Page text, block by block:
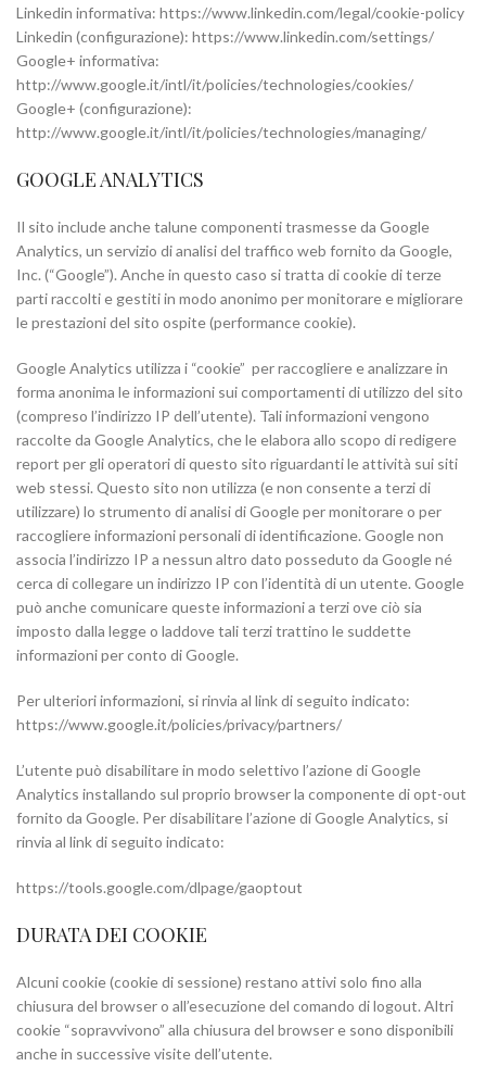
Linkedin informativa: https://www.linkedin.com/legal/cookie-policy
Linkedin (configurazione): https://www.linkedin.com/settings/
Google+ informativa:
http://www.google.it/intl/it/policies/technologies/cookies/
Google+ (configurazione):
http://www.google.it/intl/it/policies/technologies/managing/
GOOGLE ANALYTICS
Il sito include anche talune componenti trasmesse da Google
Analytics, un servizio di analisi del traffico web fornito da Google,
Inc. (“Google”). Anche in questo caso si tratta di cookie di terze
parti raccolti e gestiti in modo anonimo per monitorare e migliorare
le prestazioni del sito ospite (performance cookie).
Google Analytics utilizza i “cookie” per raccogliere e analizzare in
forma anonima le informazioni sui comportamenti di utilizzo del sito
(compreso l’indirizzo IP dell’utente). Tali informazioni vengono
raccolte da Google Analytics, che le elabora allo scopo di redigere
report per gli operatori di questo sito riguardanti le attività sui siti
web stessi. Questo sito non utilizza (e non consente a terzi di
utilizzare) lo strumento di analisi di Google per monitorare o per
raccogliere informazioni personali di identificazione. Google non
associa l’indirizzo IP a nessun altro dato posseduto da Google né
cerca di collegare un indirizzo IP con l’identità di un utente. Google
può anche comunicare queste informazioni a terzi ove ciò sia
imposto dalla legge o laddove tali terzi trattino le suddette
informazioni per conto di Google.
Per ulteriori informazioni, si rinvia al link di seguito indicato:
https://www.google.it/policies/privacy/partners/
L’utente può disabilitare in modo selettivo l’azione di Google
Analytics installando sul proprio browser la componente di opt-out
fornito da Google. Per disabilitare l’azione di Google Analytics, si
rinvia al link di seguito indicato:
https://tools.google.com/dlpage/gaoptout
DURATA DEI COOKIE
Alcuni cookie (cookie di sessione) restano attivi solo fino alla
chiusura del browser o all’esecuzione del comando di logout. Altri
cookie “sopravvivono” alla chiusura del browser e sono disponibili
anche in successive visite dell’utente.